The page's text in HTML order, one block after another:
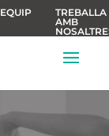
EQUIP
TREBALLA
AMB